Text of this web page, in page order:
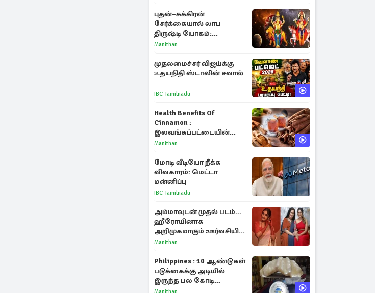
புதன்–சுக்கிரன்
சேர்க்கையால் லாப
திருஷ்டி யோகம்:
அதிர்ஷ்டம் பெறும் டாப் 3
Manithan
முதலமைச்சர் விஜய்க்கு
உதயநிதி ஸ்டாலின் சவால்
IBC Tamilnadu
Health Benefits Of
Cinnamon :
இலவங்கப்பட்டையின்
மருத்துவ குணங்களும்
நன்மைகளும்!
Manithan
மோடி வீடியோ நீக்க
விவகாரம்: மெட்டா
மன்னிப்பு
IBC Tamilnadu
அம்மாவுடன் முதல் படம்...
ஹீரோயினாக
அறிமுகமாகும் ஊர்வசியின்
மகள் தேஜலட்சுமி!
Manithan
Philippines : 10 ஆண்டுகள்
படுக்கைக்கு அடியில்
இருந்த பல கோடி
மதிப்புள்ள அரிய முத்து!